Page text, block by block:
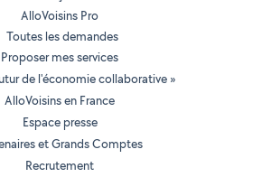
AlloVoisins Pro
Toutes les demandes
Proposer mes services
de l'économie collaborative »
AlloVoisins en France
Espace presse
et Grands Comptes
Recrutement